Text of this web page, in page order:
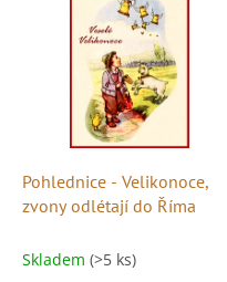
Pohlednice - Velikonoce,
zvony odlétají do Říma
Skladem (>5 ks)